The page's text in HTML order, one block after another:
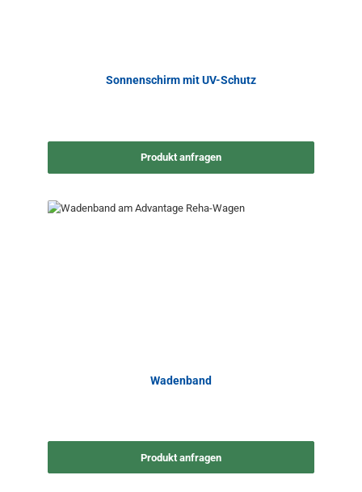
Sonnenschirm mit UV-Schutz
Produkt anfragen
Wadenband
Produkt anfragen